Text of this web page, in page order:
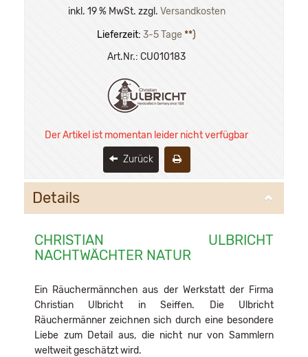
inkl. 19 % MwSt. zzgl. Versandkosten
Lieferzeit: 3-5 Tage**)
Art.Nr.: CU010183
Der Artikel ist momentan leider nicht verfügbar
Zurück
Details
CHRISTIAN ULBRICHT
NACHTWÄCHTER NATUR
Ein Räuchermännchen aus der Werkstatt der Firma
Christian Ulbricht in Seiffen. Die Ulbricht
Räuchermänner zeichnen sich durch eine besondere
Liebe zum Detail aus, die nicht nur von Sammlern
weltweit geschätzt wird.